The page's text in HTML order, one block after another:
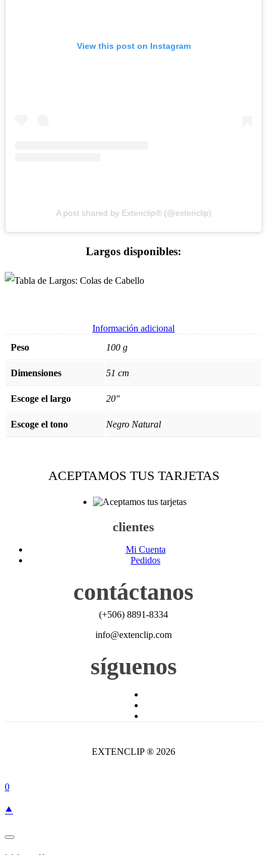
View this post on Instagram
A post shared by Extenclip® (@extenclip)
Largos disponibles:
Información adicional
Peso
100 g
Dimensiones 51 cm
Escoge el largo 20"
Escoge el tono Negro Natural
ACEPTAMOS TUS TARJETAS
clientes
Mi Cuenta
Pedidos
contáctanos
(+506) 8891-8334
info@extenclip.com
síguenos
EXTENCLIP ® 2026
0
⯅